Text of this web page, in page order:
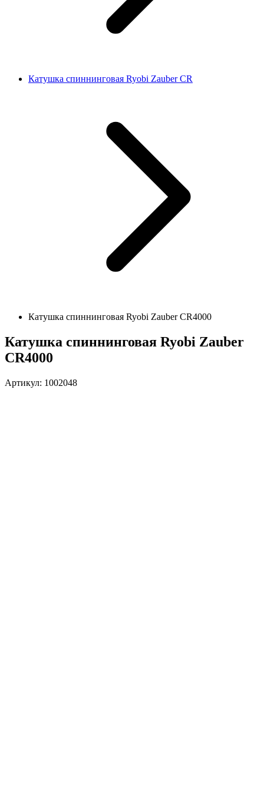
Катушка спиннинговая Ryobi Zauber CR
Катушка спиннинговая Ryobi Zauber CR4000
Катушка спиннинговая Ryobi Zauber
CR4000
Артикул: 1002048